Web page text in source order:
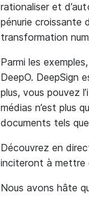
rationaliser et
pénurie croissante
transformation
Parmi les
DeepO. DeepSign
plus, vous pouvez
médias n’est plus
documents tels
Découvrez en
inciteront à mettre
Nous avons hâte